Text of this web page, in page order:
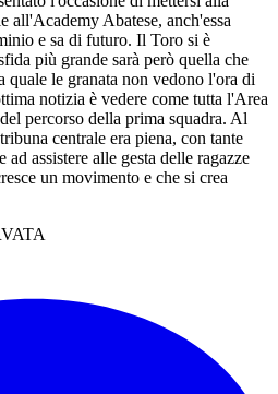
Abatese, anch'essa
e sa di futuro. Il Toro si è
più grande sarà però quella che
quale le granata non vedono l'ora di
notizia è vedere come tutta l'Area
percorso della prima squadra. Al
centrale era piena, con tante
assistere alle gesta delle ragazze
un movimento e che si crea